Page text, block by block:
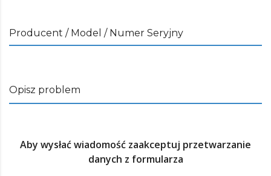
Producent / Model / Numer Seryjny
Opisz problem
Aby wysłać wiadomość zaakceptuj przetwarzanie
danych z formularza